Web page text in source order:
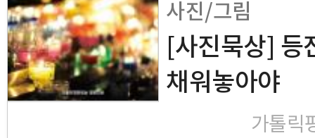
사진/그림
[사진묵상] 등
채워놓아야
가톨릭